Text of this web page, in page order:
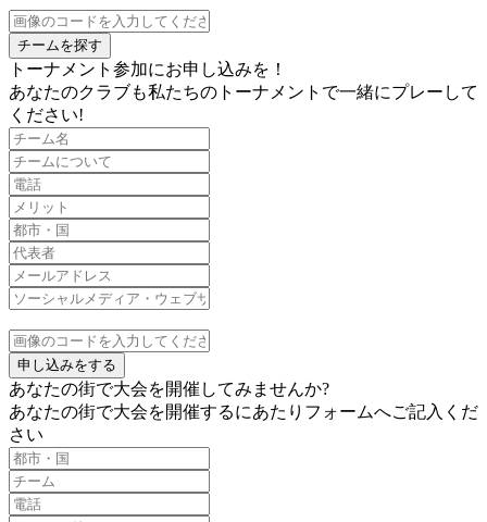
チームを探す
トーナメント参加にお申し込みを！
あなたのクラブも私たちのトーナメントで一緒にプレーして
ください!
申し込みをする
あなたの街で大会を開催してみませんか?
あなたの街で大会を開催するにあたりフォームへご記入くだ
さい